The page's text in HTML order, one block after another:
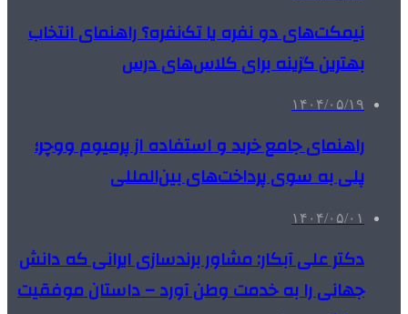
نیمکت‌های دو نفره یا تک‌نفره؟ راهنمای انتخاب
بهترین گزینه برای کلاس‌های درس
۱۴۰۴/۰۵/۱۹
راهنمای جامع خرید و استفاده از پرمیوم ووچر؛
پلی به سوی پرداخت‌های بین‌المللی
۱۴۰۴/۰۵/۰۱
دکتر علی آبکار: مشاور برندسازی ایرانی که دانش
جهانی را به خدمت وطن آورد – داستان موفقیت